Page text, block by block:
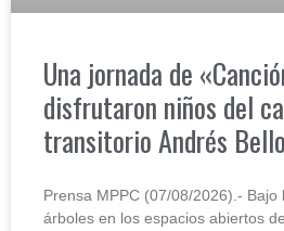
Una jornada de
disfrutaron niños del
transitorio Andrés Bello
Prensa MPPC (07/08/2026).- Bajo
árboles en los espacios abiertos